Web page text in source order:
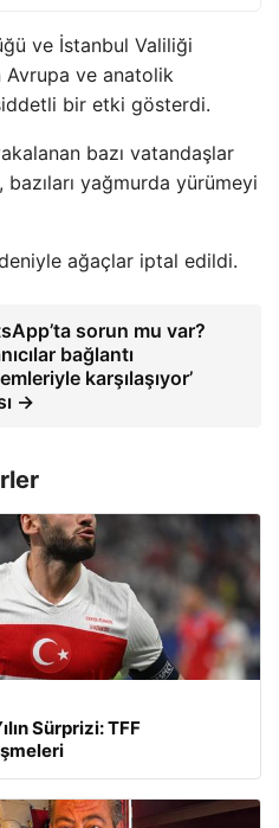
ve İstanbul Valiliği
Avrupa ve anatolik
bir etki gösterdi.
bazı vatandaşlar
bazıları yağmurda yürümeyi
ağaçlar iptal edildi.
sorun mu var?
bağlantı
karşılaşıyor’
→
Sürprizi: TFF